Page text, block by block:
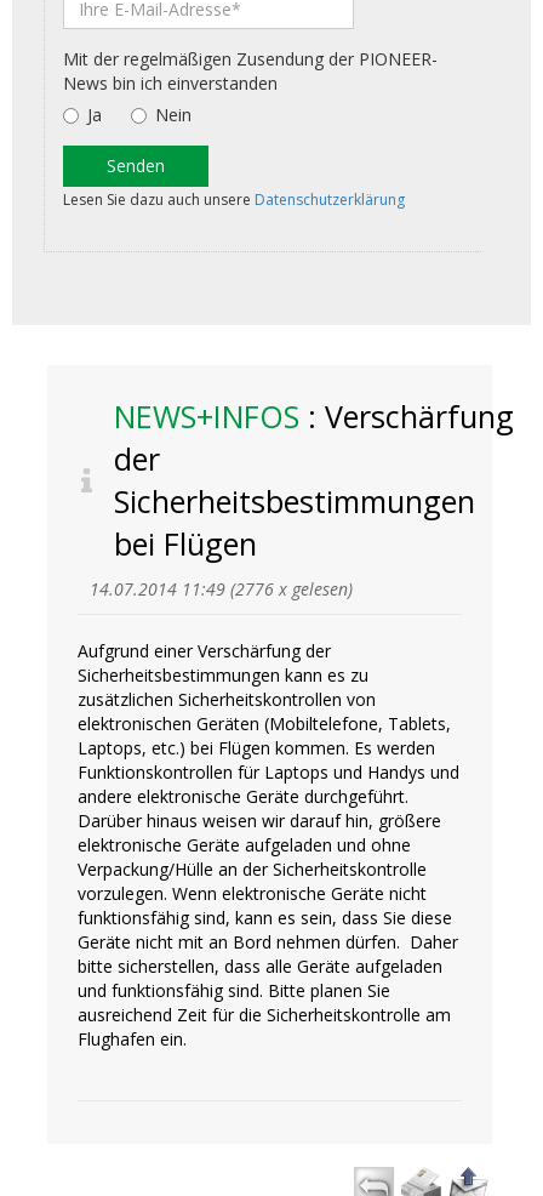
NEWS+INFOS : Verschärfung
der
Sicherheitsbestimmungen
bei Flügen
14.07.2014 11:49(2776 x gelesen)
Aufgrund einer Verschärfung der
Sicherheitsbestimmungen kann es zu
zusätzlichen Sicherheitskontrollen von
elektronischen Geräten (Mobiltelefone, Tablets,
Laptops, etc.) bei Flügen kommen. Es werden
Funktionskontrollen für Laptops und Handys und
andere elektronische Geräte durchgeführt.
Darüber hinaus weisen wir darauf hin, größere
elektronische Geräte aufgeladen und ohne
Verpackung/Hülle an der Sicherheitskontrolle
vorzulegen. Wenn elektronische Geräte nicht
funktionsfähig sind, kann es sein, dass Sie diese
Geräte nicht mit an Bord nehmen dürfen. Daher
bitte sicherstellen, dass alle Geräte aufgeladen
und funktionsfähig sind. Bitte planen Sie
ausreichend Zeit für die Sicherheitskontrolle am
Flughafen ein.